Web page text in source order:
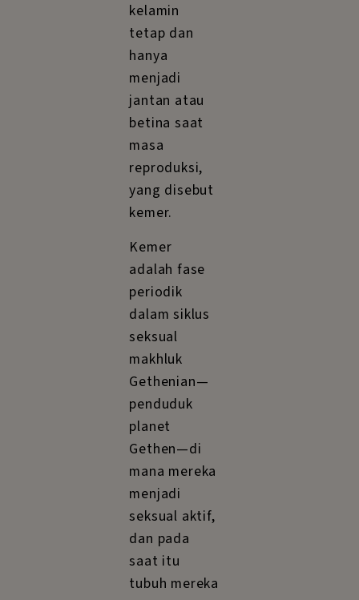
kelamin
tetap dan
hanya
menjadi
jantan atau
betina saat
masa
reproduksi,
yang disebut
kemer.
Kemer
adalah fase
periodik
dalam siklus
seksual
makhluk
Gethenian—
penduduk
planet
Gethen—di
mana mereka
menjadi
seksual aktif,
dan pada
saat itu
tubuh mereka